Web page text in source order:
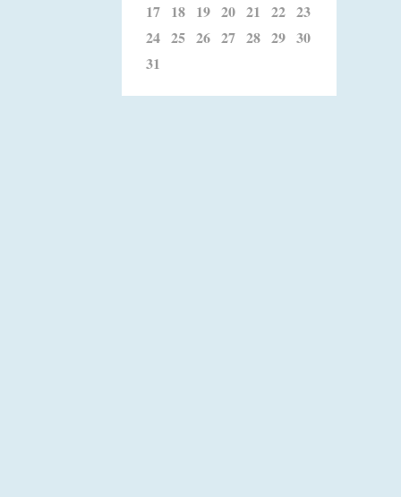
17 18 19 20 21 22 23
24 25 26 27 28 29 30
31